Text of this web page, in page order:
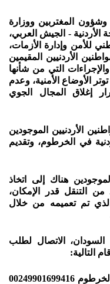
وشؤون المغتربين ووزارة
الأردنية - الجيش العربي،
للأمن وإدارة الأزمات،
الأردنيين المقيمين
التي من شأنها
الأوضاع الأمنية، وعدم
إغلاق المجال الجوي
الأردنيين الموجودين
في الخرطوم، وتقديم
هناك إلى اتخاذ
التنقل قدر الإمكان،
الذي تم تعميمه من خلال
السودان، الاتصال لطلب
التالية:
- الخط الساخن للسفارة الأردنية في الخرطوم 00249901699416